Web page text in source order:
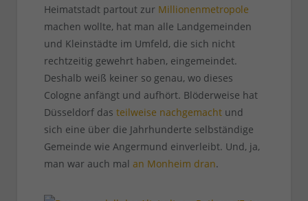
Heimatstadt partout zur Millionenmetropole
machen wollte, hat man alle Landgemeinden
und Kleinstädte im Umfeld, die sich nicht
rechtzeitig gewehrt haben, eingemeindet.
Deshalb weiß keiner so genau, wo dieses
Cologne anfängt und aufhört. Blöderweise hat
Düsseldorf das teilweise nachgemachtund
sich eine über die Jahrhunderte selbständige
Gemeinde wie Angermund einverleibt. Und, ja,
man war auch mal an Monheim dran.